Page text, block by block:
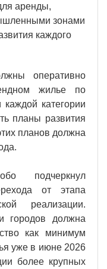
аренды,
зонами
каждого
оперативно
жилье по
категории
планы развития
планов должна
подчеркнул
от этапа
реализации.
городов должна
как минимум
уже в июне 2026
более крупных